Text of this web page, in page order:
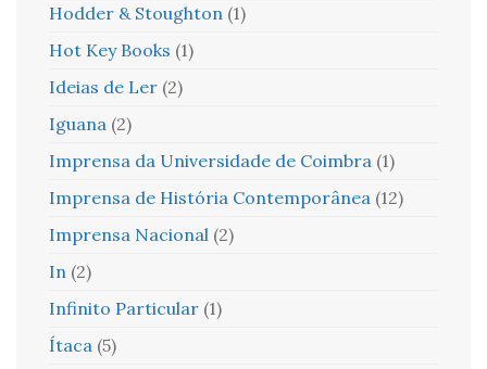
Hodder & Stoughton (1)
Hot Key Books (1)
Ideias de Ler (2)
Iguana (2)
Imprensa da Universidade de Coimbra (1)
Imprensa de História Contemporânea (12)
Imprensa Nacional (2)
In (2)
Infinito Particular (1)
Ítaca (5)